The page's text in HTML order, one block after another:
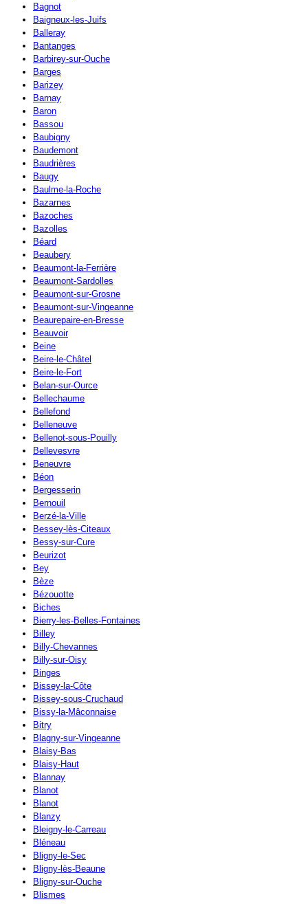
Bagnot
Baigneux-les-Juifs
Balleray
Bantanges
Barbirey-sur-Ouche
Barges
Barizey
Barnay
Baron
Bassou
Baubigny
Baudemont
Baudrières
Baugy
Baulme-la-Roche
Bazarnes
Bazoches
Bazolles
Béard
Beaubery
Beaumont-la-Ferrière
Beaumont-Sardolles
Beaumont-sur-Grosne
Beaumont-sur-Vingeanne
Beaurepaire-en-Bresse
Beauvoir
Beine
Beire-le-Châtel
Beire-le-Fort
Belan-sur-Ource
Bellechaume
Bellefond
Belleneuve
Bellenot-sous-Pouilly
Bellevesvre
Beneuvre
Béon
Bergesserin
Bernouil
Berzé-la-Ville
Bessey-lès-Citeaux
Bessy-sur-Cure
Beurizot
Bey
Bèze
Bézouotte
Biches
Bierry-les-Belles-Fontaines
Billey
Billy-Chevannes
Billy-sur-Oisy
Binges
Bissey-la-Côte
Bissey-sous-Cruchaud
Bissy-la-Mâconnaise
Bitry
Blagny-sur-Vingeanne
Blaisy-Bas
Blaisy-Haut
Blannay
Blanot
Blanot
Blanzy
Bleigny-le-Carreau
Bléneau
Bligny-le-Sec
Bligny-lès-Beaune
Bligny-sur-Ouche
Blismes